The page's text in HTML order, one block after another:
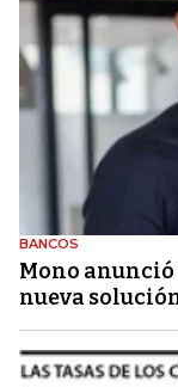
BANCOS
Mono
nueva